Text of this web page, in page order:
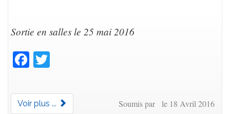
Sortie en salles le 25 mai 2016
Facebook
Voir plus ... Soumis par le 18 Avril 2016